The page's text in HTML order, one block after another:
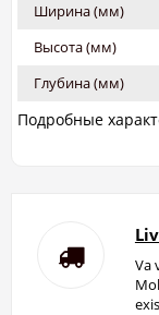
Ширина (мм)
Высота (мм)
Глубина (мм)
Подробные
Va